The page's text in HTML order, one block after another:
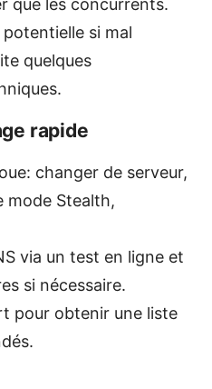
potentielle si mal
quelques
rapide
changer de serveur,
mode Stealth,
via un test en ligne et
si nécessaire.
pour obtenir une liste